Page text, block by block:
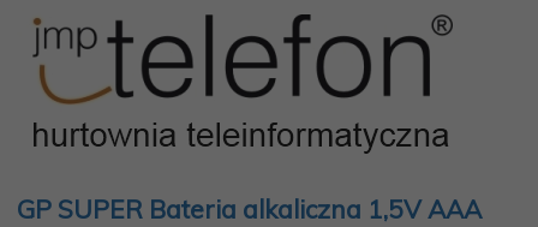
GP SUPER Bateria alkaliczna 1,5V AAA